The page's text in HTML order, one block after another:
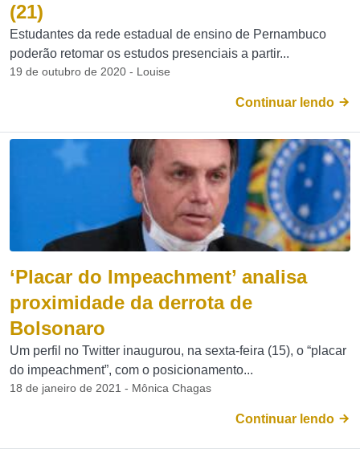
(21)
Estudantes da rede estadual de ensino de Pernambuco
poderão retomar os estudos presenciais a partir...
19 de outubro de 2020 - Louise
Continuar lendo
‘Placar do Impeachment’ analisa
proximidade da derrota de
Bolsonaro
Um perfil no Twitter inaugurou, na sexta-feira (15), o “placar
do impeachment”, com o posicionamento...
18 de janeiro de 2021 - Mônica Chagas
Continuar lendo